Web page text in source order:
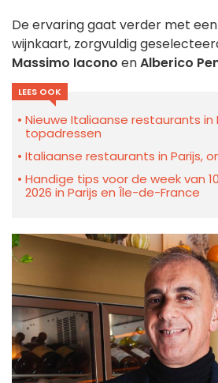
De ervaring gaat verder met
wijnkaart, zorgvuldig
Massimo Iacono enAlberico
LEES OOK
Nieuwe Italiaanse restaurants in
topadressen
Italiaanse restaurants in Parijs,
Handige tips voor de week van
2026 in Parijs en Île-de-France